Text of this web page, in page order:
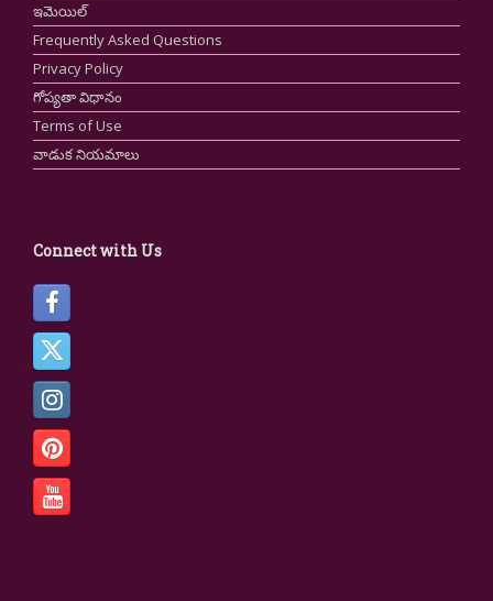
ఇమెయిల్
Frequently Asked Questions
Privacy Policy
గోప్యతా విధానం
Terms of Use
వాడుక నియమాలు
Connect with Us